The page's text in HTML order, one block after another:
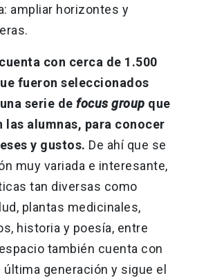
ampliar horizontes y
con cerca de 1.500
fueron seleccionados
serie de focus group que
las alumnas, para conocer
y gustos. De ahí que se
muy variada e interesante,
tan diversas como
plantas medicinales,
historia y poesía, entre
también cuenta con
generación y sigue el